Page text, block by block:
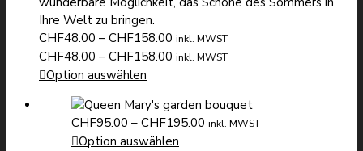
Ihre Welt zu bringen.
CHF48.00 – CHF158.00 Preisspanne:
CHF48.00
inkl. MWST
CHF48.00 – CHF158.00 Preisspanne:
CHF158.00
inkl. MWST
Option auswählen
CHF95.00 – CHF195.00 Preisspanne:
inkl. MWST
Option auswählen